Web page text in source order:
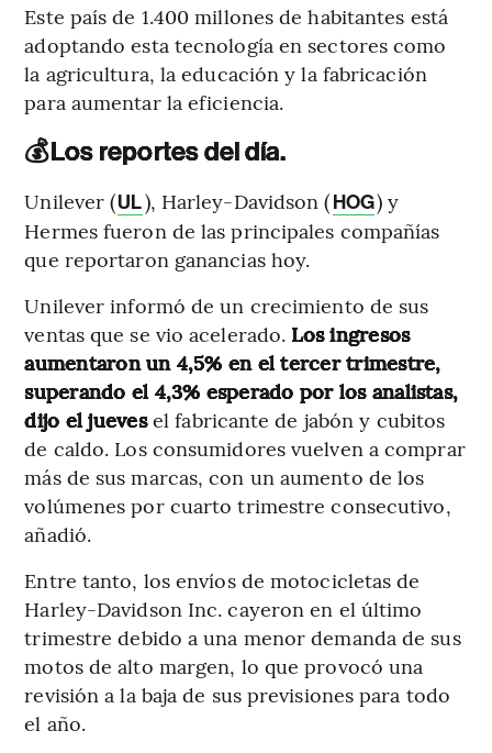
Este país de 1.400 millones de habitantes está
adoptando esta tecnología en sectores como
la agricultura, la educación y la fabricación
para aumentar la eficiencia.
💰Los reportes del día.
Unilever (UL), Harley-Davidson (HOG) y
Hermes fueron de las principales compañías
que reportaron ganancias hoy.
Unilever informó de un crecimiento de sus
ventas que se vio acelerado. Los ingresos
aumentaron un 4,5% en el tercer trimestre,
superando el 4,3% esperado por los analistas,
dijo el juevesel fabricante de jabón y cubitos
de caldo. Los consumidores vuelven a comprar
más de sus marcas, con un aumento de los
volúmenes por cuarto trimestre consecutivo,
añadió.
Entre tanto, los envíos de motocicletas de
Harley-Davidson Inc. cayeron en el último
trimestre debido a una menor demanda de sus
motos de alto margen, lo que provocó una
revisión a la baja de sus previsiones para todo
el año.